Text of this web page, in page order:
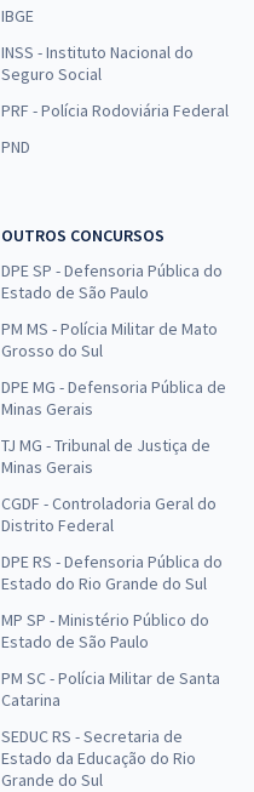
IBGE
INSS - Instituto Nacional do
Seguro Social
PRF - Polícia Rodoviária Federal
PND
OUTROS CONCURSOS
DPE SP - Defensoria Pública do
Estado de São Paulo
PM MS - Polícia Militar de Mato
Grosso do Sul
DPE MG - Defensoria Pública de
Minas Gerais
TJ MG - Tribunal de Justiça de
Minas Gerais
CGDF - Controladoria Geral do
Distrito Federal
DPE RS - Defensoria Pública do
Estado do Rio Grande do Sul
MP SP - Ministério Público do
Estado de São Paulo
PM SC - Polícia Militar de Santa
Catarina
SEDUC RS - Secretaria de
Estado da Educação do Rio
Grande do Sul